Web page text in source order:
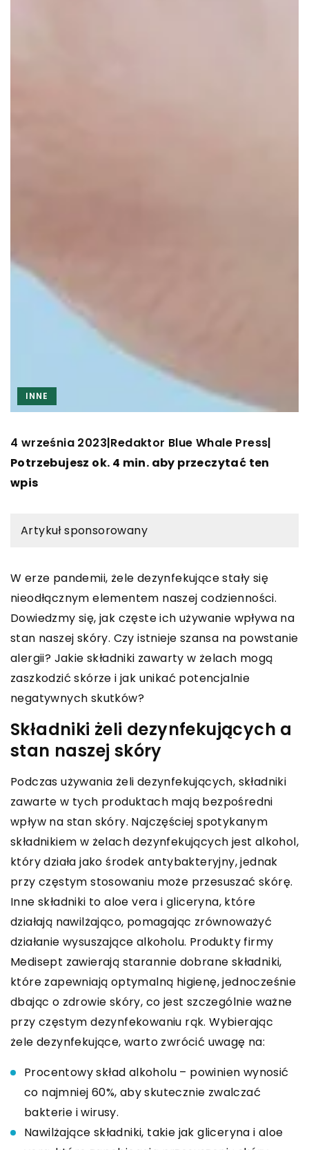
INNE
4 września 2023|Redaktor Blue Whale Press|
Potrzebujesz ok. 4 min. aby przeczytać ten
wpis
Artykuł sponsorowany
W erze pandemii, żele dezynfekujące stały się
nieodłącznym elementem naszej codzienności.
Dowiedzmy się, jak częste ich używanie wpływa na
stan naszej skóry. Czy istnieje szansa na powstanie
alergii? Jakie składniki zawarty w żelach mogą
zaszkodzić skórze i jak unikać potencjalnie
negatywnych skutków?
Składniki żeli dezynfekujących a
stan naszej skóry
Podczas używania żeli dezynfekujących, składniki
zawarte w tych produktach mają bezpośredni
wpływ na stan skóry. Najczęściej spotykanym
składnikiem w żelach dezynfekujących jest alkohol,
który działa jako środek antybakteryjny, jednak
przy częstym stosowaniu może przesuszać skórę.
Inne składniki to aloe vera i gliceryna, które
działają nawilżająco, pomagając zrównoważyć
działanie wysuszające alkoholu. Produkty firmy
Medisept zawierają starannie dobrane składniki,
które zapewniają optymalną higienę, jednocześnie
dbając o zdrowie skóry, co jest szczególnie ważne
przy częstym dezynfekowaniu rąk. Wybierając
żele dezynfekujące, warto zwrócić uwagę na:
Procentowy skład alkoholu – powinien wynosić
co najmniej 60%, aby skutecznie zwalczać
bakterie i wirusy.
Nawilżające składniki, takie jak gliceryna i aloe